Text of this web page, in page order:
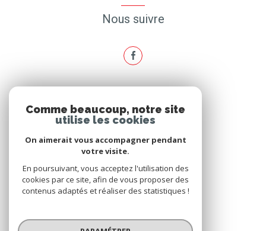
Nous suivre
Nous adhérons
© 2026 | Tous droits réservés
Comme beaucoup, notre site
utilise les cookies
On aimerait vous accompagner pendant
votre visite.
En poursuivant, vous acceptez l'utilisation des
cookies par ce site, afin de vous proposer des
contenus adaptés et réaliser des statistiques !